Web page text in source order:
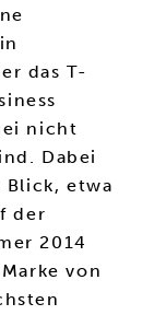
das T-
nicht
Dabei
Blick, etwa
der
2014
von